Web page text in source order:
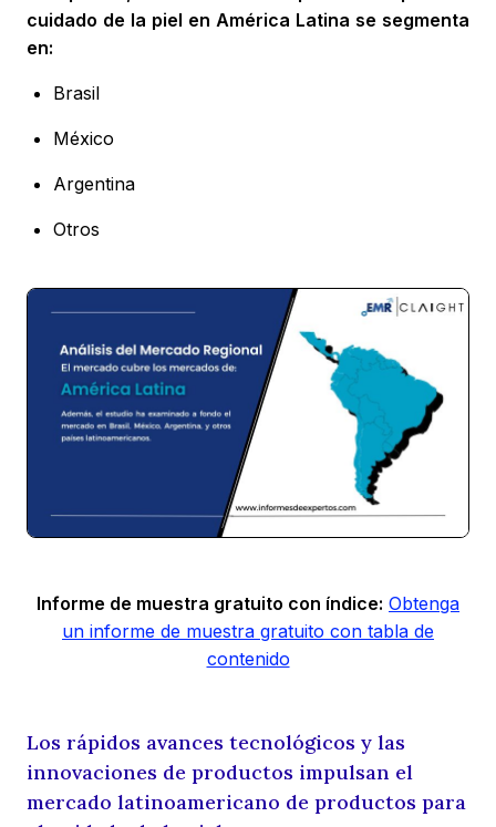
cuidado de la piel en América Latina se segmenta
en:
Brasil
México
Argentina
Otros
Informe de muestra gratuito con índice: Obtenga
un informe de muestra gratuito con tabla de
contenido
Los rápidos avances tecnológicos y las
innovaciones de productos impulsan el
mercado latinoamericano de productos para